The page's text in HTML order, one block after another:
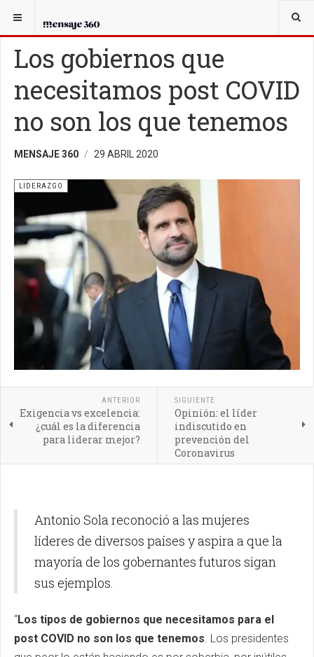
USTED ESTÁ AQUÍ:
Los gobiernos que
necesitamos post COVID
no son los que tenemos
MENSAJE 360 29 ABRIL 2020
LIDERAZGO
ANTERIOR
Exigencia vs excelencia:
¿cuál es la diferencia
para liderar mejor?
SIGUIENTE
Opinión: el líder
indiscutido en
prevención del
Coronavirus
Antonio Sola reconoció a las mujeres
líderes de diversos países y aspira a que la
mayoría de los gobernantes futuros sigan
sus ejemplos.
“Los tipos de gobiernos que necesitamos para el
post COVID no son los que tenemos. Los presidentes